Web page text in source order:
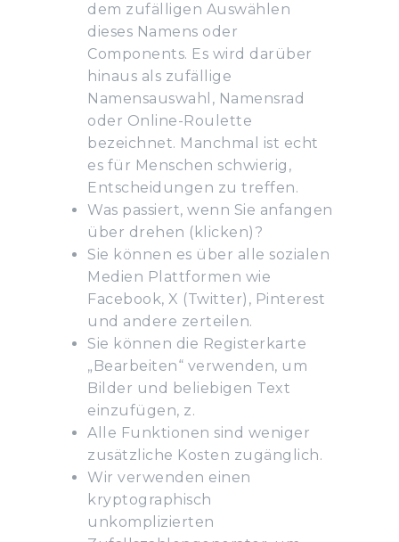
dem zufälligen Auswählen
dieses Namens oder
Components. Es wird darüber
hinaus als zufällige
Namensauswahl, Namensrad
oder Online-Roulette
bezeichnet. Manchmal ist echt
es für Menschen schwierig,
Entscheidungen zu treffen.
Was passiert, wenn Sie anfangen
über drehen (klicken)?
Sie können es über alle sozialen
Medien Plattformen wie
Facebook, X (Twitter), Pinterest
und andere zerteilen.
Sie können die Registerkarte
„Bearbeiten“ verwenden, um
Bilder und beliebigen Text
einzufügen, z.
Alle Funktionen sind weniger
zusätzliche Kosten zugänglich.
Wir verwenden einen
kryptographisch
unkomplizierten